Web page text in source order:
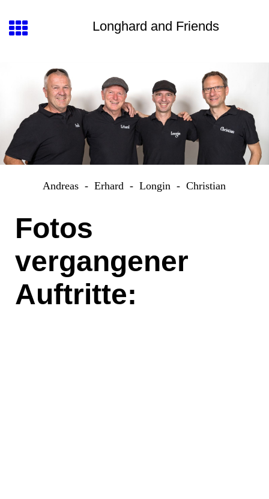
Longhard and Friends
Andreas - Erhard - Longin - Christian
Fotos
vergangener
Auftritte: